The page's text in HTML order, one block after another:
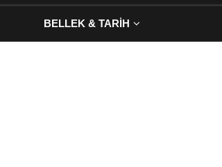
BELLEK & TARİH